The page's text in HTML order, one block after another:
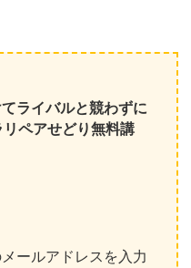
ライバルと競わずに
ペアせどり無料講
ールアドレスを入力